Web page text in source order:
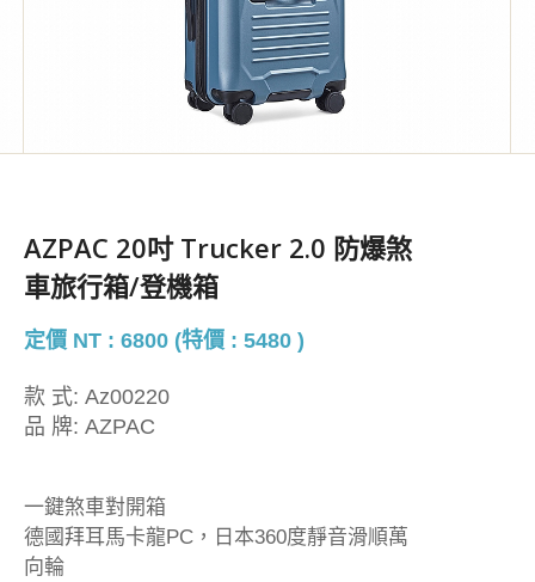
AZPAC 20吋 Trucker 2.0 防爆煞
車旅行箱/登機箱
定價 NT : 6800 (特價 : 5480 )
款 式: Az00220
品 牌: AZPAC
一鍵煞車對開箱
德國拜耳馬卡龍PC，日本360度靜音滑順萬
向輪